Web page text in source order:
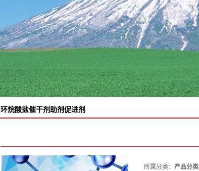
环烷酸盐催干剂助剂促进剂
所属分类： 产品分类